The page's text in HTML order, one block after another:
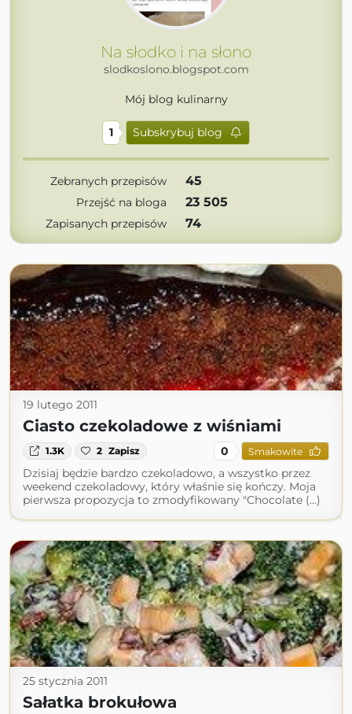
Na słodko i na słono
slodkoslono.blogspot.com
Mój blog kulinarny
1 Subskrybuj blog
Zebranych przepisów 45
Przejść na bloga 23 505
Zapisanych przepisów 74
19 lutego 2011
Ciasto czekoladowe z wiśniami
1.3K 2 Zapisz 0 Smakowite
Dzisiaj będzie bardzo czekoladowo, a wszystko przez
weekend czekoladowy, który właśnie się kończy. Moja
pierwsza propozycja to zmodyfikowany "Chocolate (...)
25 stycznia 2011
Sałatka brokułowa